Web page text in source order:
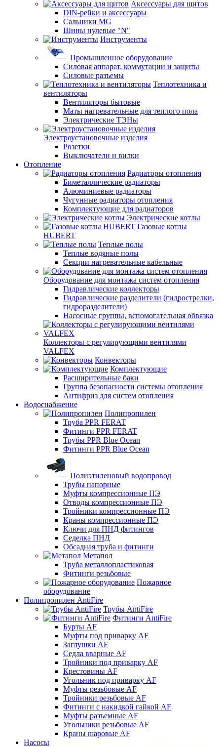
Аксессуары для щитов
DIN-рейки и аксессуары
Сальники MG
Шины нулевые "N"
Инструменты
Промышленное оборудование
Силовая аппарат. коммутации и защиты
Силовые разъемы
Теплотехника и
вентиляторы
Вентиляторы бытовые
Маты нагревательные для теплого пола
Электрические ТЭНы
Электроустановочные изделия
Розетки
Выключатели и вилки
Отопление
Радиаторы отопления
Биметаллические радиаторы
Алюминиевые радиаторы
Чугунные радиаторы отопления
Комплектующие для радиаторов
Электрические котлы
Газовые котлы
HUBERT
Теплые полы
Теплые водяные полы
Секции нагревательные кабельные
Оборудование для монтажа систем отопления
Гидравлические коллекторы
Гидравлические разделители (гидрострелки,
гидроразделители)
Насосные группы, вспомогательная обвязка
Коллекторы с регулирующими вентилями
VALFEX
Конвекторы
Комплектующие
Расширительные баки
Группа безопасности системы отопления
Антифриз для систем отопления
Водоснабжение
Полипропилен
Труба PPR FERAT
Фитинги PPR FERAT
Трубы PPR Blue Ocean
Фитинги PPR Blue Ocean
Полиэтиленовый водопровод
Трубы напорные
Муфты компрессионные ПЭ
Отводы компрессионные ПЭ
Тройники компрессионные ПЭ
Краны компрессионные ПЭ
Ключи для ПНД фитингов
Седелка ПНД
Обсадная труба и фитинги
Метапол
Труба металлопластиковая
Фитинги резьбовые
Пожарное
оборудование
Полипропилен AntiFire
Трубы AntiFire
Фитинги AntiFire
Бурты AF
Муфты под приварку AF
Заглушки AF
Седла вварные AF
Тройники под приварку AF
Крестовины AF
Угольник под приварку AF
Муфты резьбовые AF
Тройники резьбовые AF
Фитинги с накидкой гайкой AF
Муфты разъемные AF
Угольники резьбовые AF
Краны шаровые AF
Насосы